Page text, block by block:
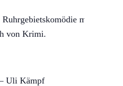
Ruhrgebietskomödie mit Herz
von Krimi.
Uli Kämpf